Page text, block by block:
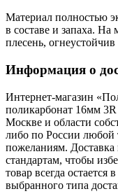
Материал полностью
в составе и запаха. На
плесень,
Информация о
Интернет-магазин
поликарбонат 16мм 3R
Москве и области
либо по России
пожеланиям.
стандартам, чтобы
товар всегда остается
выбранного типа